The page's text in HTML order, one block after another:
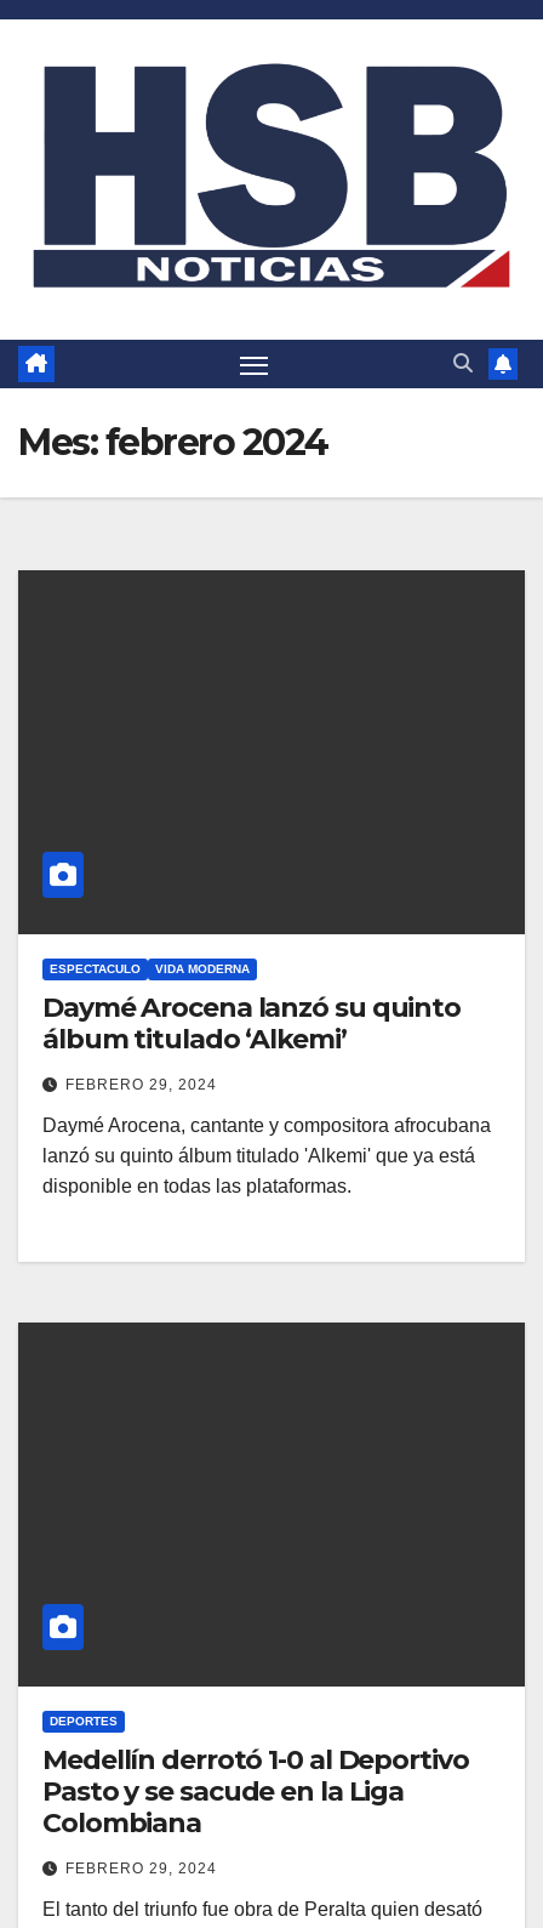
Saltar
Mes:febrero 2024
ESPECTACULO VIDA MODERNA
Daymé Arocena lanzó su quinto
álbum titulado ‘Alkemi’
FEBRERO 29, 2024
Daymé Arocena, cantante y compositora afrocubana
lanzó su quinto álbum titulado 'Alkemi' que ya está
disponible en todas las plataformas.
DEPORTES
Medellín derrotó 1-0 al Deportivo
Pasto y se sacude en la Liga
Colombiana
FEBRERO 29, 2024
El tanto del triunfo fue obra de Peralta quien desató